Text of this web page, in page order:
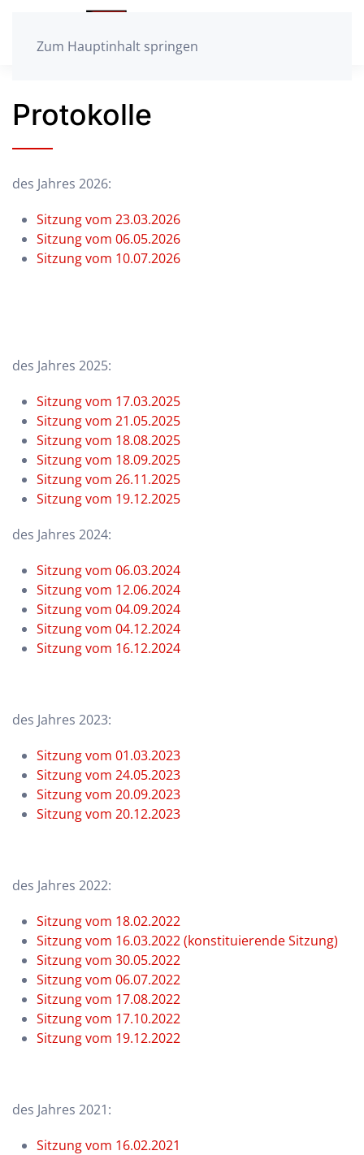
Zum Hauptinhalt springen
Protokolle
des Jahres 2026:
Sitzung vom 23.03.2026
Sitzung vom 06.05.2026
Sitzung vom 10.07.2026
des Jahres 2025:
Sitzung vom 17.03.2025
Sitzung vom 21.05.2025
Sitzung vom 18.08.2025
Sitzung vom 18.09.2025
Sitzung vom 26.11.2025
Sitzung vom 19.12.2025
des Jahres 2024:
Sitzung vom 06.03.2024
Sitzung vom 12.06.2024
Sitzung vom 04.09.2024
Sitzung vom 04.12.2024
Sitzung vom 16.12.2024
des Jahres 2023:
Sitzung vom 01.03.2023
Sitzung vom 24.05.2023
Sitzung vom 20.09.2023
Sitzung vom 20.12.2023
des Jahres 2022:
Sitzung vom 18.02.2022
Sitzung vom 16.03.2022 (konstituierende Sitzung)
Sitzung vom 30.05.2022
Sitzung vom 06.07.2022
Sitzung vom 17.08.2022
Sitzung vom 17.10.2022
Sitzung vom 19.12.2022
des Jahres 2021:
Sitzung vom 16.02.2021